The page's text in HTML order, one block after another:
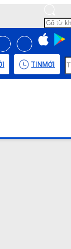
TIN MỚI